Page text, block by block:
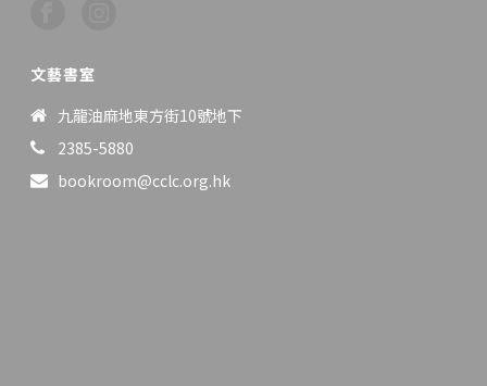
文藝書室
九龍油麻地東方街10號地下
2385-5880
bookroom@cclc.org.hk